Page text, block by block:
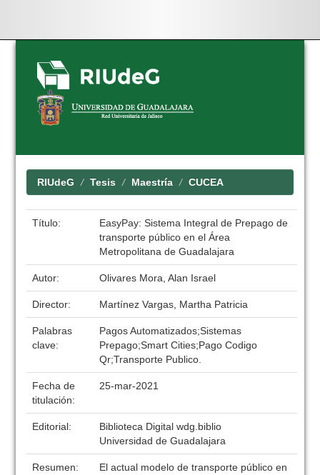
Skip
navigation
RIUdeG Tesis Maestría CUCEA
Título:
EasyPay: Sistema Integral de Prepago de
transporte público en el Área
Metropolitana de Guadalajara
Autor: Olivares Mora, Alan Israel
Director: Martínez Vargas, Martha Patricia
Palabras
clave:
Pagos Automatizados;Sistemas
Prepago;Smart Cities;Pago Codigo
Qr;Transporte Publico.
Fecha de
titulación:
25-mar-2021
Editorial:
Biblioteca Digital wdg.biblio
Universidad de Guadalajara
Resumen:
El actual modelo de transporte público en